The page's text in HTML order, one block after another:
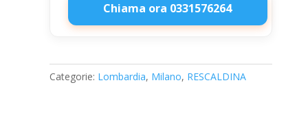
Chiama ora 0331576264
AUTO
LANDINI
GIORDANO
Categorie: Lombardia, Milano, RESCALDINA